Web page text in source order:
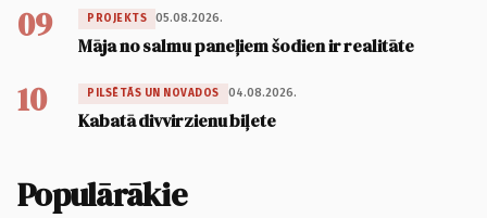
09 PROJEKTS 05.08.2026.
Māja no salmu paneļiem šodien ir realitāte
10 PILSĒTĀS UN NOVADOS 04.08.2026.
Kabatā divvirzienu biļete
Populārākie